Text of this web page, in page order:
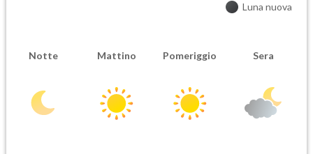
Luna nuova
Notte Mattino Pomeriggio Sera